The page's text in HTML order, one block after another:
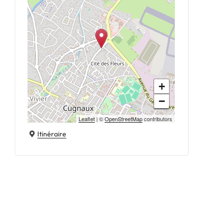
+
−
Leaflet| ©OpenStreetMapcontributors
Itinéraire